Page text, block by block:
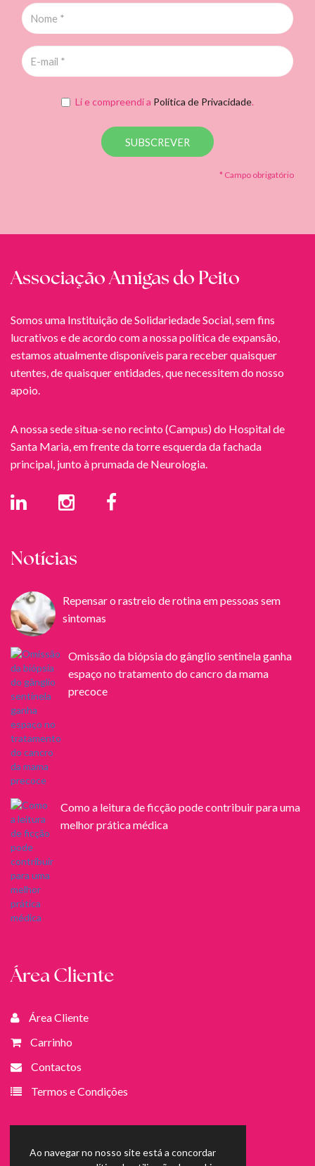
Ao navegar no nosso site está a concordar
Li e compreendi a Política de Privacidade.
SUBSCREVER
* Campo obrigatório
Associação Amigas do Peito
Somos uma Instituição de Solidariedade Social, sem fins
lucrativos e de acordo com a nossa política de expansão,
estamos atualmente disponíveis para receber quaisquer
utentes, de quaisquer entidades, que necessitem do nosso
apoio.
A nossa sede situa-se no recinto (Campus) do Hospital de
Santa Maria, em frente da torre esquerda da fachada
principal, junto à prumada de Neurologia.
Notícias
Repensar o rastreio de rotina em pessoas sem
sintomas
Omissão da biópsia do gânglio sentinela ganha
espaço no tratamento do cancro da mama
precoce
Como a leitura de ficção pode contribuir para uma
melhor prática médica
Área Cliente
Área Cliente
Carrinho
Contactos
Termos e Condições